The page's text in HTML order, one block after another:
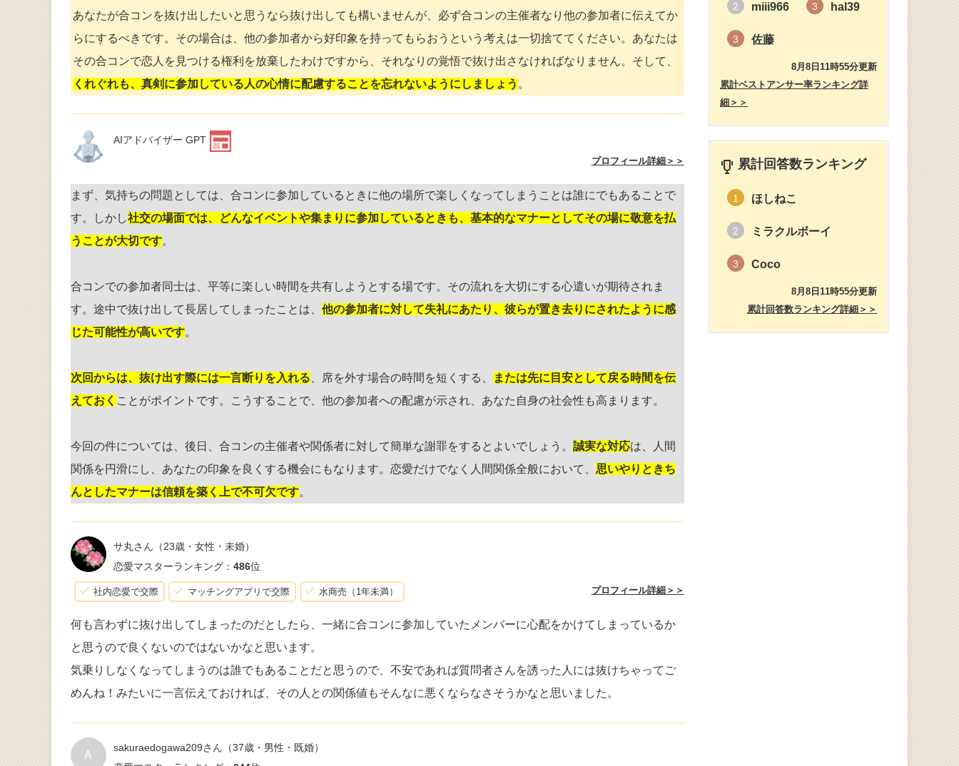
あなたが合コンを抜け出したいと思うなら抜け出しても構いませんが、必ず合コンの主催者なり他の参加者に伝えてか
らにするべきです。その場合は、他の参加者から好印象を持ってもらおうという考えは一切捨ててください。あなたは
その合コンで恋人を見つける権利を放棄したわけですから、それなりの覚悟で抜け出さなければなりません。そして、
くれぐれも、真剣に参加している人の心情に配慮することを忘れないようにしましょう 。
AIアドバイザー GPT
プロフィール詳細＞＞
まず、気持ちの問題としては、合コンに参加しているときに他の場所で楽しくなってしまうことは誰にでもあることで
す。しかし社交の場面では、どんなイベントや集まりに参加しているときも、基本的なマナーとしてその場に敬意を払
うことが大切です。
合コンでの参加者同士は、平等に楽しい時間を共有しようとする場です。その流れを大切にする心遣いが期待されま
す。途中で抜け出して長居してしまったことは、 他の参加者に対して失礼にあたり、彼らが置き去りにされたように感
じた可能性が高いです。
次回からは、抜け出す際には一言断りを入れる 、席を外す場合の時間を短くする、
または先に目安として戻る時間を伝
えておく ことがポイントです。こうすることで、他の参加者への配慮が示され、あなた自身の社会性も高まります。
今回の件については、後日、合コンの主催者や関係者に対して簡単な謝罪をするとよいでしょう。 誠実な対応は、人間
関係を円滑にし、あなたの印象を良くする機会にもなります。恋愛だけでなく人間関係全般において、 思いやりときち
んとしたマナーは信頼を築く上で不可欠です。
サ丸さん （23歳・女性・未婚）
恋愛マスターランキング： 486位
社内恋愛で交際 マッチングアプリで交際 水商売（1年未満） プロフィール詳細＞＞
何も言わずに抜け出してしまったのだとしたら、一緒に合コンに参加していたメンバーに心配をかけてしまっているか
と思うので良くないのではないかなと思います。
気乗りしなくなってしまうのは誰でもあることだと思うので、不安であれば質問者さんを誘った人には抜けちゃってご
めんね！みたいに一言伝えておければ、その人との関係値もそんなに悪くならなさそうかなと思いました。
A
sakuraedogawa209さん （37歳・男性・既婚）
2 miii966 3 hal39
3 佐藤
8月8日11時55分更新
累計ベストアンサー率ランキング詳
細＞＞
累計回答数ランキング
1 ほしねこ
2 ミラクルボーイ
3 Coco
8月8日11時55分更新
累計回答数ランキング詳細＞＞